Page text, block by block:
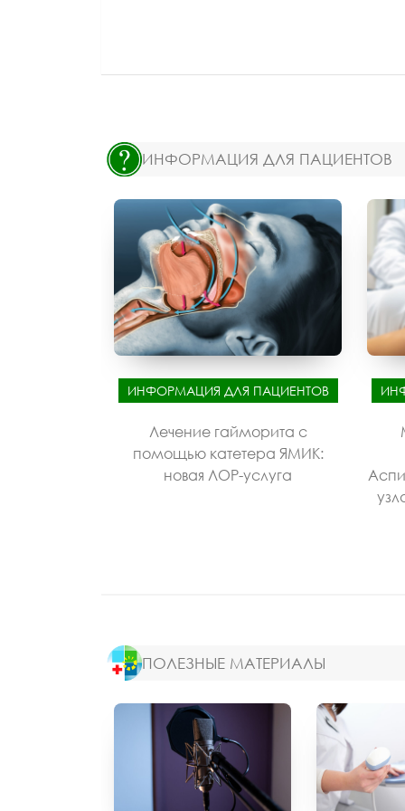
ИНФОРМАЦИЯ ДЛЯ ПАЦИЕНТОВ
ИНФОРМАЦИЯ ДЛЯ ПАЦИЕНТОВ
Лечение гайморита с
помощью катетера ЯМИК:
новая ЛОР-услуга
ПОЛЕЗНЫЕ МАТЕРИАЛЫ